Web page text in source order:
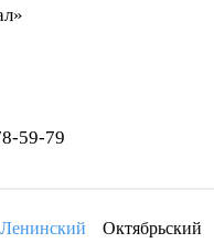
59-79
Ленинский
Октябрьский